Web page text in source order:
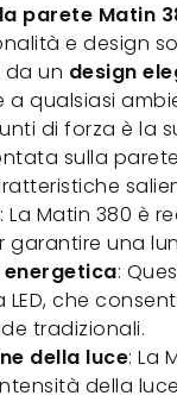
parete Matin
e design
un design
qualsiasi
di forza è la
sulla
: La Matin 380 è
garantire una
energetica:
che
tradizionali.
della luce: La
della